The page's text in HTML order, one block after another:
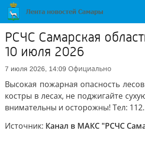
РСЧС Самарская
10 июля 2026
7 июля 2026, 14:09 Официально
Высокая пожарная опасность
костры в лесах, не поджигайте
внимательны и осторожны! Тел: 112.
Источник: Канал в МАКС "РСЧС